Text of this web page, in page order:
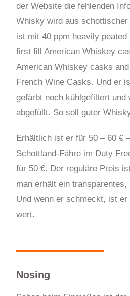
der Website die fehlenden
Whisky wird aus
ist mit 40 ppm heavily
first fill American Whiskey
American Whiskey casks
French Wine Casks. Und er
gefärbt noch kühlgefiltert und
abgefüllt. So soll guter
Erhältlich ist er für 50 – 60 €
Schottland-Fähre im Duty
für 50 €. Der reguläre Preis
man erhält ein transparentes,
Und wenn er schmeckt, ist
wert.
Nosing